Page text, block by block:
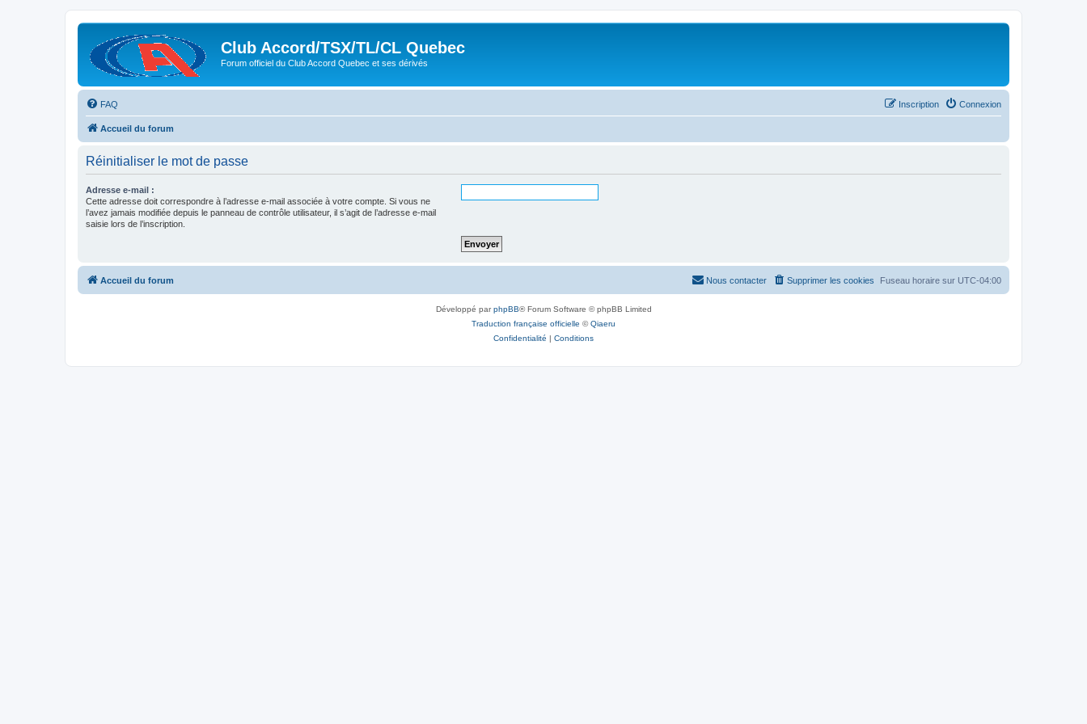
Club Accord/TSX/TL/CL Quebec
Forum officiel du Club Accord Quebec et ses dérivés
FAQ Connexion
Inscription
Accueil du forum
Réinitialiser le mot de passe
Adresse e-mail :
Cette adresse doit correspondre à l’adresse e-mail associée à votre compte. Si vous ne
l’avez jamais modifiée depuis le panneau de contrôle utilisateur, il s’agit de l’adresse e-mail
saisie lors de l’inscription.
Accueil du forum Fuseau horaire sur UTC-04:00
Supprimer les cookies
Nous contacter
Développé parphpBB® Forum Software © phpBB Limited
Traduction française officielle ©Qiaeru
Confidentialité | Conditions